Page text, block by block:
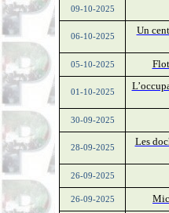
09-10-2025
06-10-2025
Un
05-10-2025
01-10-2025
30-09-2025
28-09-2025
Les
26-09-2025
26-09-2025